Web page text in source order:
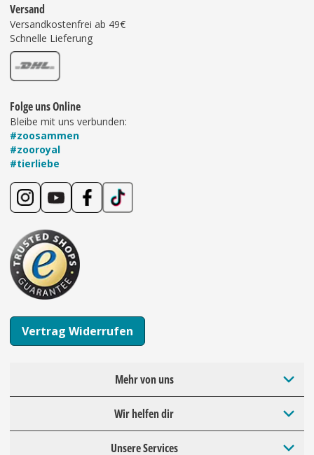
Versand
Versandkostenfrei ab 49€
Schnelle Lieferung
Folge uns Online
Bleibe mit uns verbunden:
#zoosammen
#zooroyal
#tierliebe
Vertrag Widerrufen
Mehr von uns
Wir helfen dir
Unsere Services